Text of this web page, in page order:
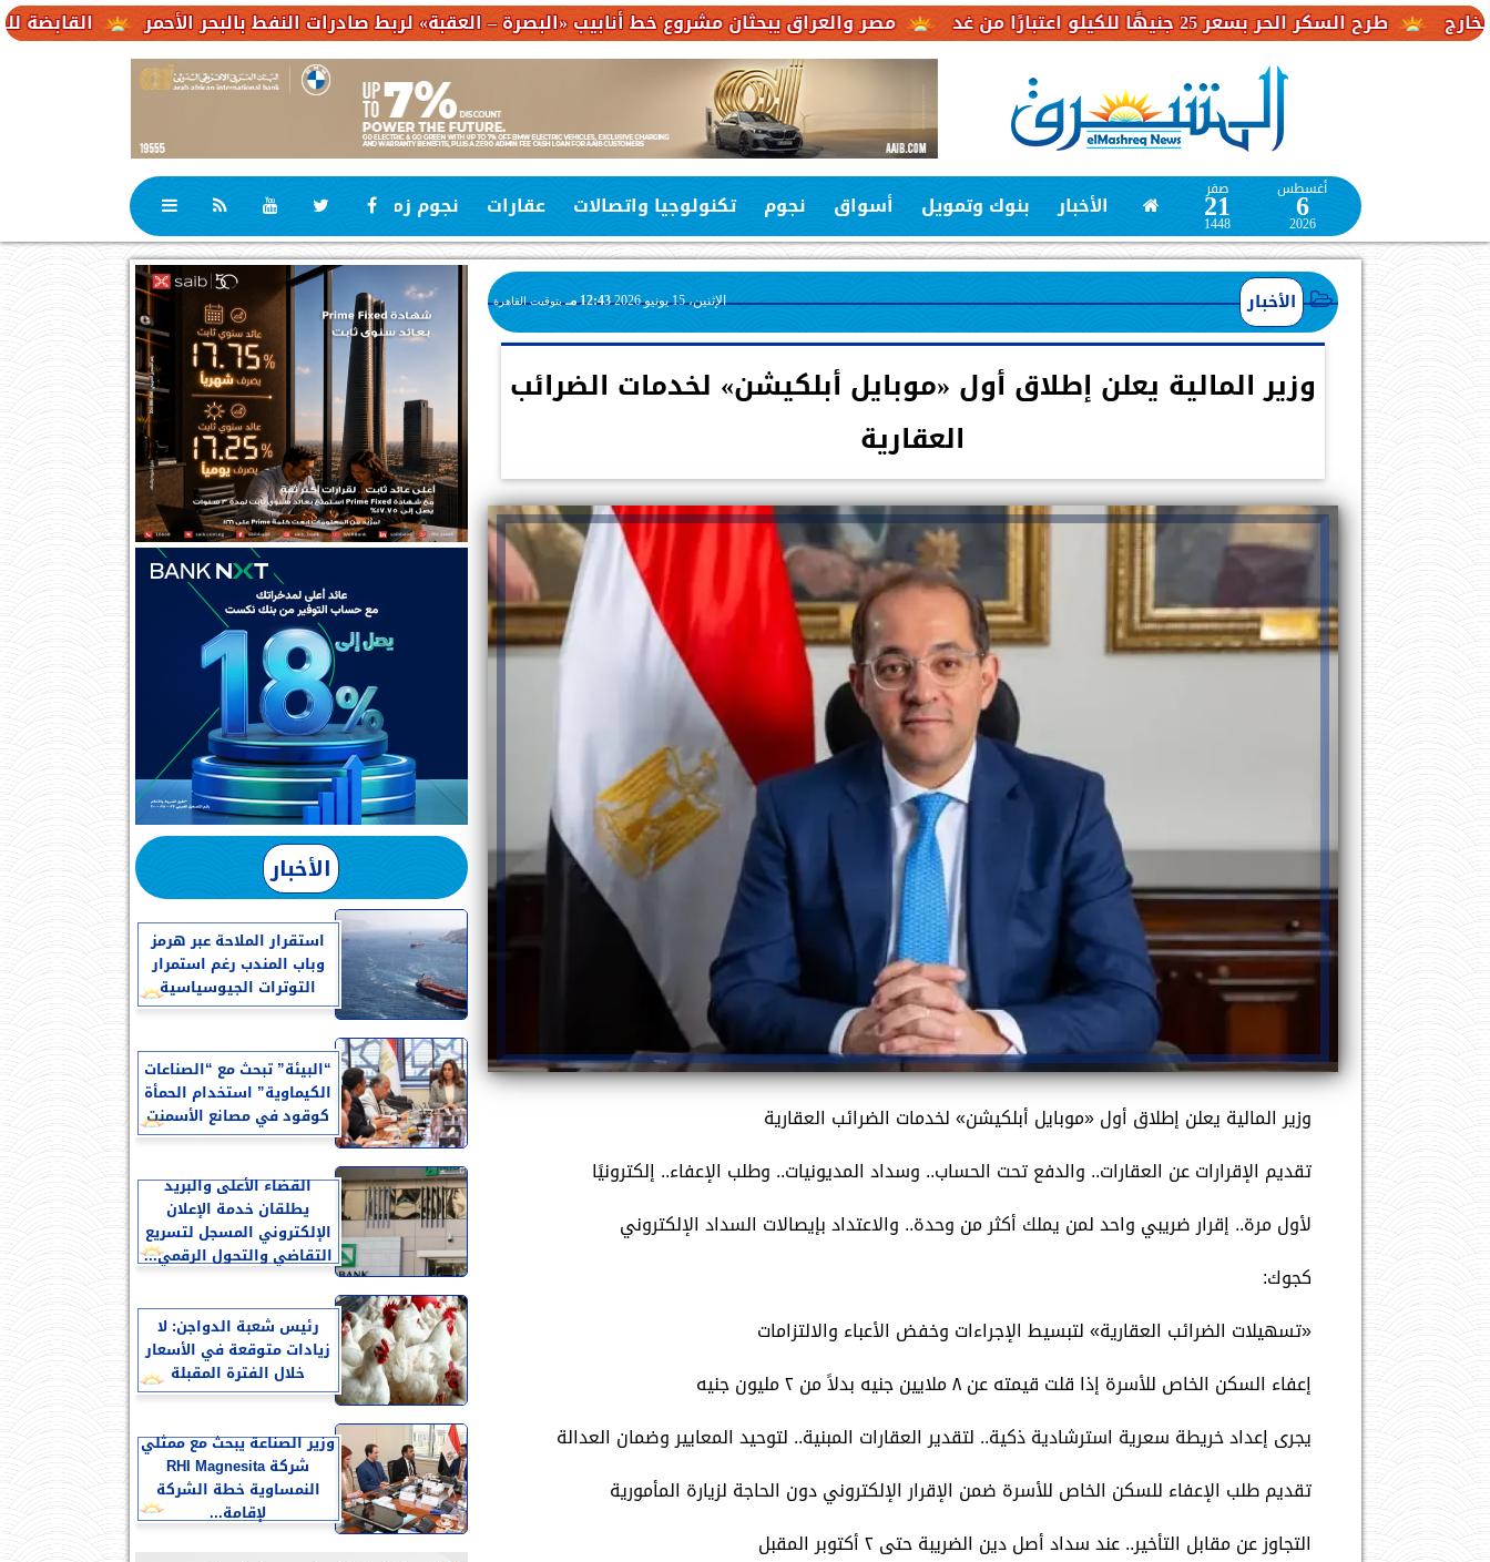
القابضة للكهرباء : 23,1 مليار جنيه حجم استثمارات مستهدفة مصر والعراق يبحثان مشروع خط أنابيب «البصرة – العقبة» لربط صادرات النفط بالبحر الأحمر الحر بسعر 25 جنيهًا للكيلو اعتبارًا من غد
أغسطس
6
2026
صفر
21
1448
الأخبار بنوك وتمويل أسواق نجوم تكنولوجيا واتصالات عقارات نجوم زمان رياضة
الأخبار الإثنين، 15 يونيو 2026 12:43 مـ بتوقيت القاهرة
وزير المالية يعلن إطلاق أول «موبايل أبلكيشن» لخدمات الضرائب
العقارية
وزير المالية يعلن إطلاق أول «موبايل أبلكيشن» لخدمات الضرائب العقارية
تقديم الإقرارات عن العقارات.. والدفع تحت الحساب.. وسداد المديونيات.. وطلب الإعفاء.. إلكترونيًا
لأول مرة.. إقرار ضريبي واحد لمن يملك أكثر من وحدة.. والاعتداد بإيصالات السداد الإلكتروني
كجوك:
«تسهيلات الضرائب العقارية» لتبسيط الإجراءات وخفض الأعباء والالتزامات
إعفاء السكن الخاص للأسرة إذا قلت قيمته عن ٨ ملايين جنيه بدلاً من ٢ مليون جنيه
يجرى إعداد خريطة سعرية استرشادية ذكية.. لتقدير العقارات المبنية.. لتوحيد المعايير وضمان العدالة
تقديم طلب الإعفاء للسكن الخاص للأسرة ضمن الإقرار الإلكتروني دون الحاجة لزيارة المأمورية
التجاوز عن مقابل التأخير.. عند سداد أصل دين الضريبة حتى ٢ أكتوبر المقبل
الأخبار
استقرار الملاحة عبر هرمز
وباب المندب رغم استمرار
التوترات الجيوسياسية
“البيئة” تبحث مع “الصناعات
الكيماوية” استخدام الحمأة
كوقود في مصانع الأسمنت
القضاء الأعلى والبريد
يطلقان خدمة الإعلان
الإلكتروني المسجل لتسريع
التقاضي والتحول الرقمي...
رئيس شعبة الدواجن: لا
زيادات متوقعة في الأسعار
خلال الفترة المقبلة
وزير الصناعة يبحث مع ممثلي
شركة RHI Magnesita
النمساوية خطة الشركة
لإقامة...